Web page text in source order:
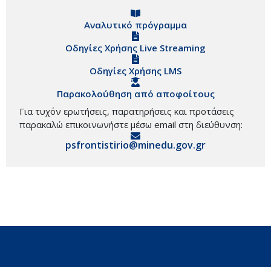
Αναλυτικό πρόγραμμα
Οδηγίες Χρήσης Live Streaming
Οδηγίες Χρήσης LMS
Παρακολούθηση από αποφοίτους
Για τυχόν ερωτήσεις, παρατηρήσεις και προτάσεις
παρακαλώ επικοινωνήστε μέσω email στη διεύθυνση:
psfrontistirio@minedu.gov.gr